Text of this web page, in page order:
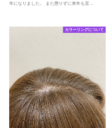
年になりました。 また懲りずに来年も宜…
カラーリングについて